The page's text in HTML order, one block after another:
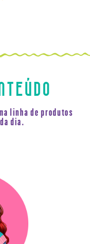
linha de produtos
dia.